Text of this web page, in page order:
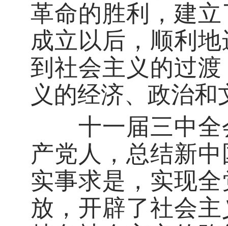
革命的胜利，建
成立以后，顺利
到社会主义的过
义的经济、政治和
十一届三中全
产党人，总结新
实事求是，实现
放，开辟了社会